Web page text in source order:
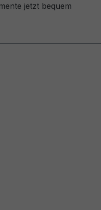
jetzt bequem